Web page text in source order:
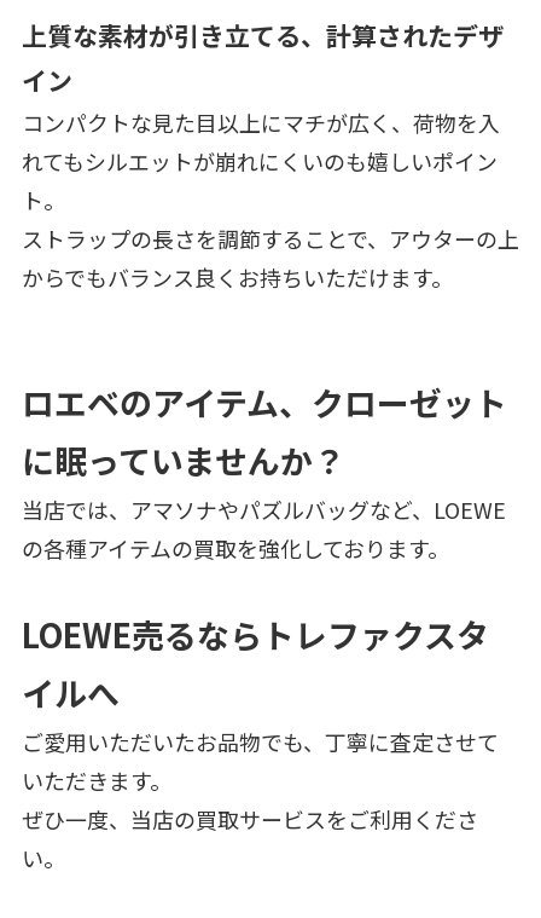
上質な素材が引き立てる、計算されたデザ
イン
コンパクトな見た目以上にマチが広く、荷物を入
れてもシルエットが崩れにくいのも嬉しいポイン
ト。
ストラップの長さを調節することで、アウターの上
からでもバランス良くお持ちいただけます。
ロエベのアイテム、クローゼット
に眠っていませんか？
当店では、アマソナやパズルバッグなど、LOEWE
の各種アイテムの買取を強化しております。
LOEWE売るならトレファクスタ
イルへ
ご愛用いただいたお品物でも、丁寧に査定させて
いただきます。
ぜひ一度、当店の買取サービスをご利用くださ
い。